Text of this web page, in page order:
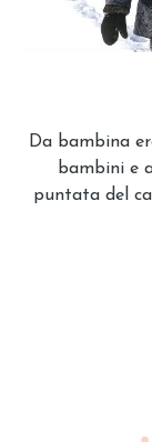
Da bambina
bambini e
puntata del